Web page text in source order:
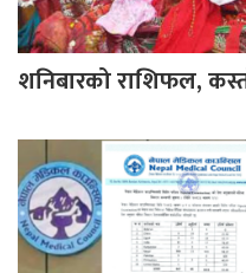
शनिबारको राशिफल,